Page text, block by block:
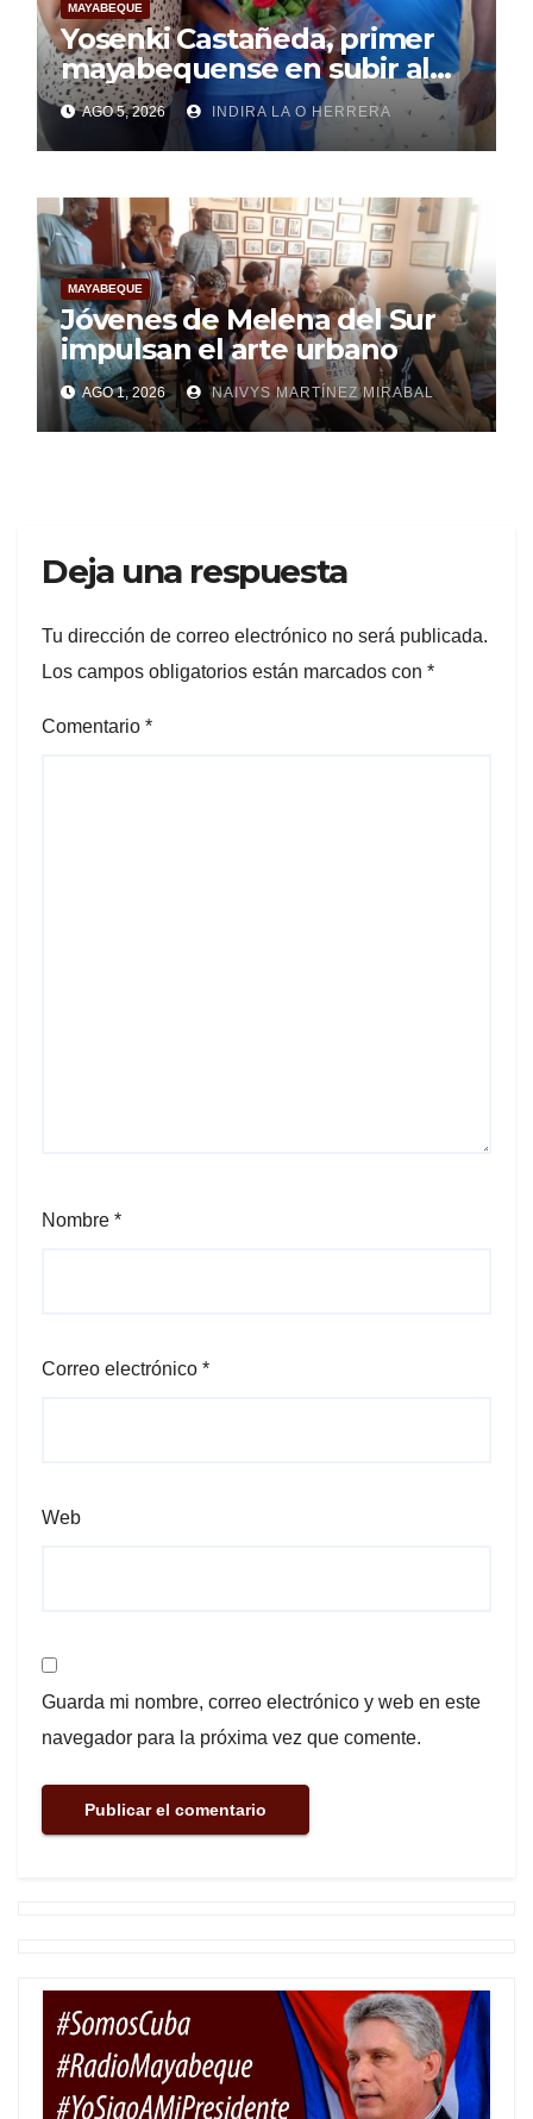
MAYABEQUE
Yosenki Castañeda, primer
mayabequense en subir al
podio centroamericano
AGO 5, 2026 INDIRA LA O HERRERA
MAYABEQUE
Jóvenes de Melena del Sur
impulsan el arte urbano
AGO 1, 2026 NAIVYS MARTÍNEZ MIRABAL
Deja una respuesta
Tu dirección de correo electrónico no será publicada.
Los campos obligatorios están marcados con *
Comentario *
Nombre *
Correo electrónico *
Web
Guarda mi nombre, correo electrónico y web en este
navegador para la próxima vez que comente.